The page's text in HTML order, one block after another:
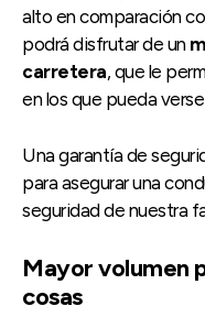
alto en comparación
podrá disfrutar de un
carretera, que le
en los que pueda
Una garantía de
para asegurar una
seguridad de nuestra
Mayor volumen
cosas